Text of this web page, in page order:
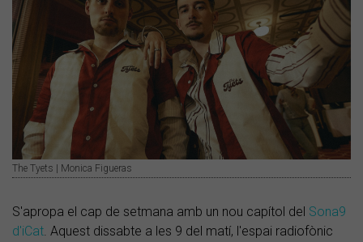
The Tyets | Monica Figueras
S'apropa el cap de setmana amb un nou capítol del Sona9
d'iCat. Aquest dissabte a les 9 del matí, l'espai radiofònic